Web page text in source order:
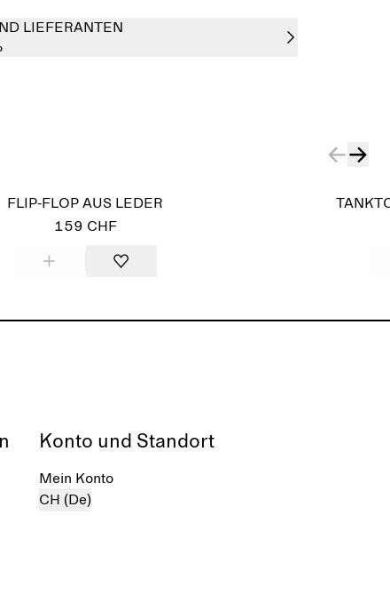
LIEFERANTEN
FLIP-FLOP AUS LEDER
159 CHF
Konto und Standort
Mein Konto
CH (De)